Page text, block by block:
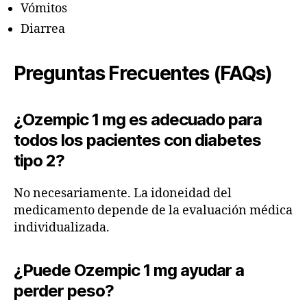
Vómitos
Diarrea
Preguntas Frecuentes (FAQs)
¿Ozempic 1 mg es adecuado para
todos los pacientes con diabetes
tipo 2?
No necesariamente. La idoneidad del
medicamento depende de la evaluación médica
individualizada.
¿Puede Ozempic 1 mg ayudar a
perder peso?